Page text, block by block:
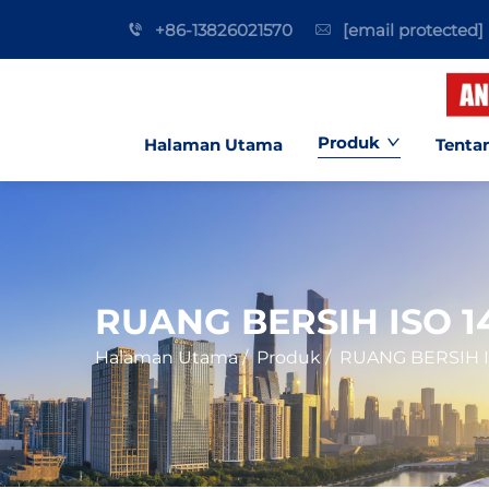
+86-13826021570 [email protected]
Halaman Utama Produk
RUANG BERSIH ISO
Halaman Utama/Produk/ RUANG BERSIH